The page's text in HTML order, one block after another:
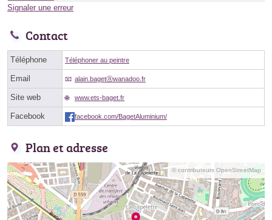
Signaler une erreur
Contact
Téléphone Téléphoner au peintre
Email alain.bagetⓐwanadoo.fr
Site web www.ets-baget.fr
Facebook facebook.com/BagetAluminium/
Plan et adresse
© contributeurs OpenStreetMap